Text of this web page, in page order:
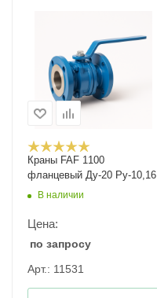
Краны FAF 1100
фланцевый Ду-20 Ру-10,16
В наличии
Цена:
по запросу
Арт.: 11531